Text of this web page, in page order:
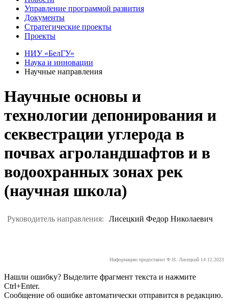
Управление программой развития
Документы
Стратегические проекты
Проекты
НИУ «БелГУ»
Наука и инновации
Научные направления
Научные основы и
технологии депонирования и
секвестрации углерода в
почвах агроландшафтов и в
водоохранных зонах рек
(научная школа)
Руководитель направления: Лисецкий Федор Николаевич
Информацию предоставил Ф.Н. Лисецкий 14.12.2023
Нашли ошибку? Выделите фрагмент текста и нажмите
Ctrl+Enter.
Сообщение об ошибке автоматически отправится в редакцию.